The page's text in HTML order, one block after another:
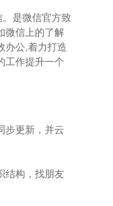
是微信官方致
微信上的了解
办公,着力打造
工作提升一个
步更新，并云
结构，找朋友